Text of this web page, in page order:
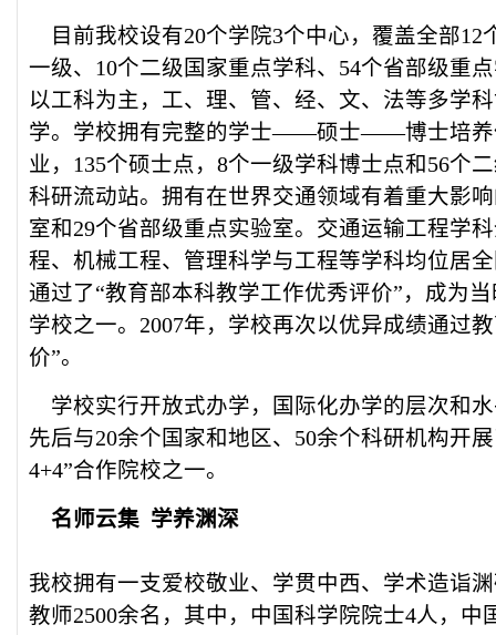
目前我校设有20个学院3个中心，覆盖全部12
一级、10个二级国家重点学科、54个省部级重
以工科为主，工、理、管、经、文、法等多学
学。学校拥有完整的学士——硕士——博士培养
业，135个硕士点，8个一级学科博士点和56个
科研流动站。拥有在世界交通领域有着重大影
室和29个省部级重点实验室。交通运输工程学
程、机械工程、管理科学与工程等学科均位居
通过了“教育部本科教学工作优秀评价”，成为
学校之一。2007年，学校再次以优异成绩通过
价”。
学校实行开放式办学，国际化办学的层次和
先后与20余个国家和地区、50余个科研机构开
4+4”合作院校之一。
名师云集 学养渊深
我校拥有一支爱校敬业、学贯中西、学术造诣
教师2500余名，其中，中国科学院院士4人，中